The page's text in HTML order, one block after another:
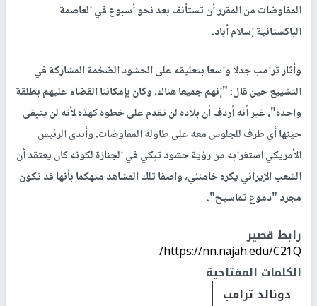
المفاوضات من المقرر أن تستأنف بعد نحو أسبوع في العاصمة
الباكستانية إسلام أباد.
وأثار ترامب جدلا واسعا بتعليقه على الحشود الضخمة المشاركة في
التشييع حين قال: "إنهم جميعا هناك، وكان بإمكاننا القضاء عليهم بطلقة
واحدة"، غير أنه أردف أن بلاده لن تقدم على خطوة كهذه لأنه لن يتبقى
حينها أي طرف للجلوس معه على طاولة المفاوضات. وأبدى الرئيس
الأمريكي استغرابه من رؤية حشود تبكي في الجنازة لكونه كان يعتقد أن
الشعب الإيراني يكره خامنئي، واصفا تلك المشاهد متهكما بأنها قد تكون
مجرد "دموع تماسيح".
رابط قصير
https://nn.najah.edu/C21Q/
الكلمات المفتاحية
دونالد ترامب